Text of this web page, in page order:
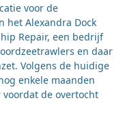
voor de
het Alexandra Dock
Repair, een bedrijf
en daar
Volgens de huidige
enkele maanden
de overtocht